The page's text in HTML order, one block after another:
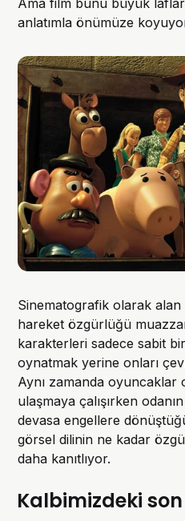
anlatımla önümüze
Sinematografik olarak alan
hareket özgürlüğü
karakterleri sadece sabit
oynatmak yerine onları
Aynı zamanda oyuncaklar
ulaşmaya çalışırken
devasa engellere
görsel dilinin ne kadar
daha kanıtlıyor.
Kalbimizdeki